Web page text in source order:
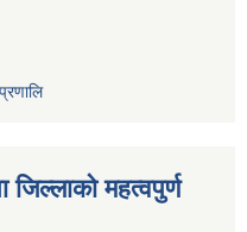
महत्वपुर्ण